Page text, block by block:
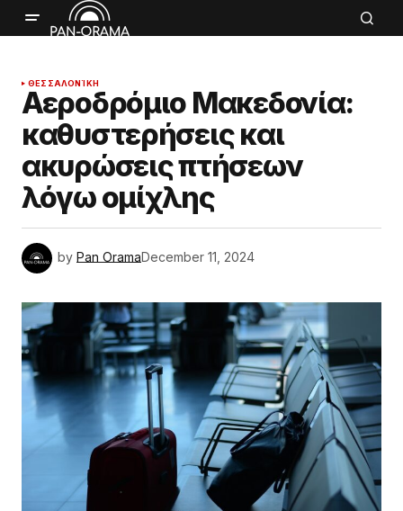
ΘΕΣΣΑΛΟΝΊΚΗ
Αεροδρόμιο Μακεδονία:
καθυστερήσεις και
ακυρώσεις πτήσεων
λόγω ομίχλης
by Pan OramaDecember 11, 2024